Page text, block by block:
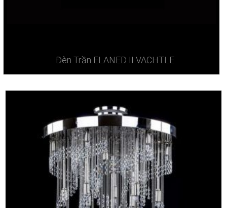
Đèn Trần ELANED II VACHTLE